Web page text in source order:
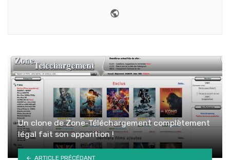
Un clone de Zone-Téléchargement complètement
légal fait son apparition !
ARTICLE PRÉCÉDANT